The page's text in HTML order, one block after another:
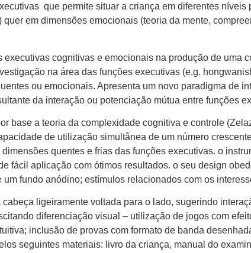
que permite situar a criança em diferentes
em dimensões emocionais (teoria da mente,
cognitivas e emocionais na produção de
na área das funções executivas (e.g.
ou emocionais. Apresenta um novo paradigma de
da interação ou potenciação mútua entre funções
base a teoria da complexidade cognitiva e controle
de utilização simultânea de um número
quentes e frias das funções executivas. o
fácil aplicação com ótimos resultados. o seu design
fundo anódino; estímulos relacionados com os
ligeiramente voltada para o lado, sugerindo
diferenciação visual – utilização de jogos com
inclusão de provas com formato de banda
seguintes materiais: livro da criança, manual do